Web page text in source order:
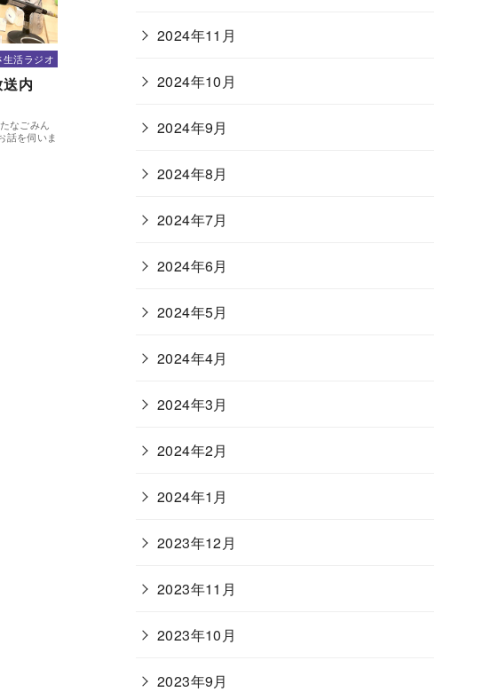
生活ラジオ
内
なごみん
話を伺いま
2024年11月
2024年10月
2024年9月
2024年8月
2024年7月
2024年6月
2024年5月
2024年4月
2024年3月
2024年2月
2024年1月
2023年12月
2023年11月
2023年10月
2023年9月